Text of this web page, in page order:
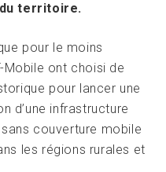
territoire.
pour le moins
Mobile ont choisi de
pour lancer une
d’une infrastructure
couverture mobile
les régions rurales et